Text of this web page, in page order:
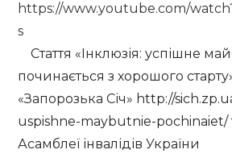
https://www.youtube.com/
s
Стаття «Інклюзія: успішне
починається з хорошого
«Запорозька Січ» http://
uspishne-maybutnie-pochinaiet/
Асамблеї інвалідів України